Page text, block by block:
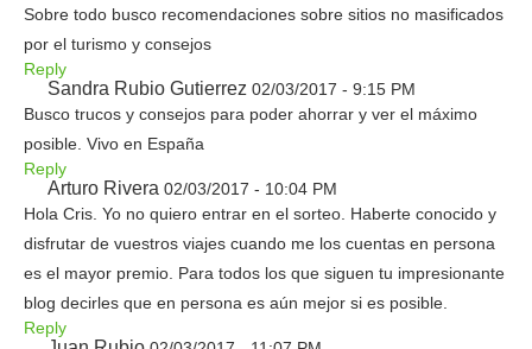
Sobre todo busco recomendaciones sobre sitios no masificados
por el turismo y consejos
Reply
Sandra Rubio Gutierrez 02/03/2017 - 9:15 PM
Busco trucos y consejos para poder ahorrar y ver el máximo
posible. Vivo en España
Reply
Arturo Rivera 02/03/2017 - 10:04 PM
Hola Cris. Yo no quiero entrar en el sorteo. Haberte conocido y
disfrutar de vuestros viajes cuando me los cuentas en persona
es el mayor premio. Para todos los que siguen tu impresionante
blog decirles que en persona es aún mejor si es posible.
Reply